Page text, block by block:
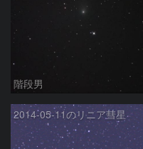
階段男
2014-05-11のリニア彗星